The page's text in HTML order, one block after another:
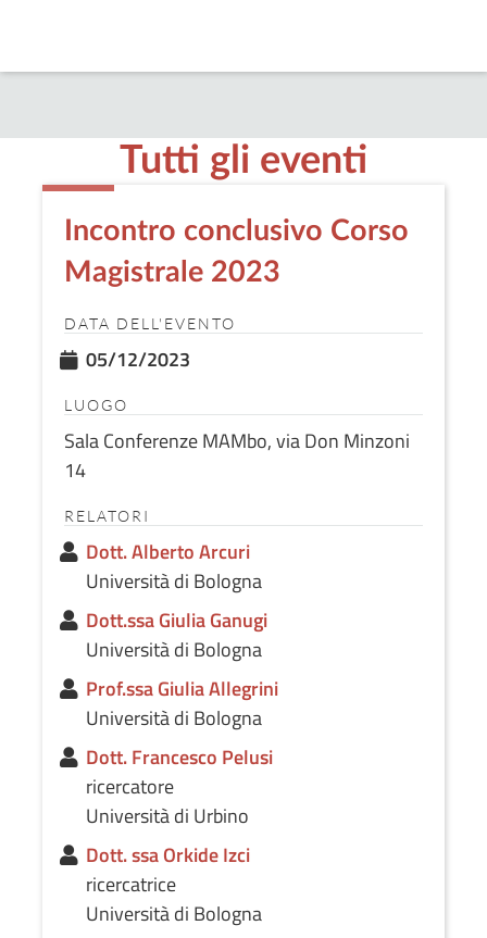
Tutti gli eventi
Incontro conclusivo Corso
Magistrale 2023
DATA DELL'EVENTO
05/12/2023
LUOGO
Sala Conferenze MAMbo, via Don Minzoni
14
RELATORI
Dott. Alberto Arcuri
Università di Bologna
Dott.ssa Giulia Ganugi
Università di Bologna
Prof.ssa Giulia Allegrini
Università di Bologna
Dott. Francesco Pelusi
ricercatore
Università di Urbino
Dott. ssa Orkide Izci
ricercatrice
Università di Bologna